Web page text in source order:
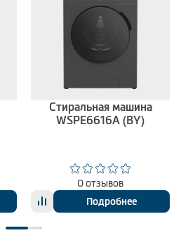
Стиральная машина
WSPE6616A (BY)
0 отзывов
Подробнее